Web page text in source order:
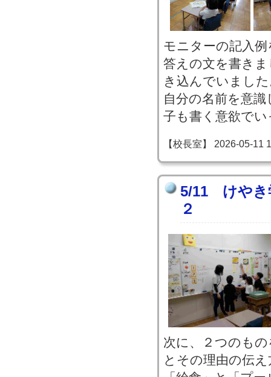
モニターの記入
答えの文を書き
き込んでいまし
自分の名前を意
子も書く意欲で
【校長室】 2026-05-11
5/11 けやき
２
次に、２つのも
とその理由の伝